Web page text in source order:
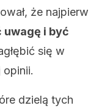
że najpierw
uwagę i być
się w
dzielą tych